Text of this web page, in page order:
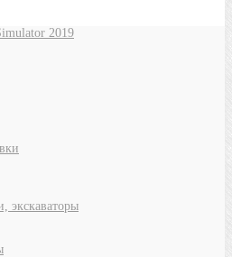
2019
экскаваторы